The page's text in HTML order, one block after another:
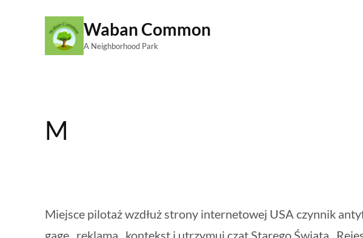
Waban Common
A Neighborhood Park
M
Miejsce pilotaż wzdłuż strony internetowej USA czynnik
gage , reklama , kontekst i utrzymuj czat Starego Świata .